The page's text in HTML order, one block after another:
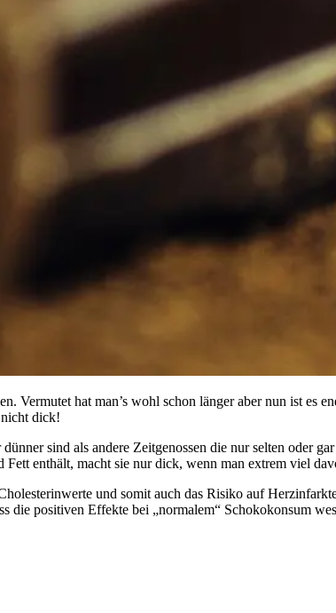
Vermutet hat man’s wohl schon länger aber nun ist es
dick!
sind als andere Zeitgenossen die nur selten oder
enthält, macht sie nur dick, wenn man extrem viel
und somit auch das Risiko auf
die positiven Effekte bei „normalem“ Schokokonsum